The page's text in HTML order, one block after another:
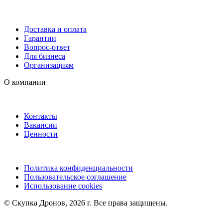
Доставка и оплата
Гарантии
Вопрос-ответ
Для бизнеса
Организациям
О компании
Контакты
Вакансии
Ценности
Политика конфиденциальности
Пользовательское соглашение
Использование cookies
©️ Скупка Дронов, 2026 г. Все права защищены.